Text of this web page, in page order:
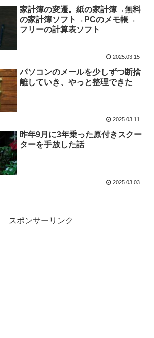
家計簿の変遷。紙の家計簿→無料
の家計簿ソフト→PCのメモ帳→
フリーの計算表ソフト
2025.03.15
パソコンのメールを少しずつ断捨
離していき、やっと整理できた
2025.03.11
昨年9月に3年乗った原付きスクー
ターを手放した話
2025.03.03
スポンサーリンク